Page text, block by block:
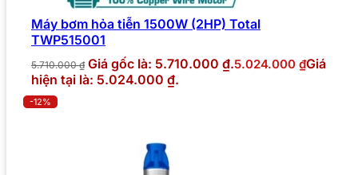
Máy bơm hỏa tiễn 1500W (2HP) Total
TWP515001
5.710.000₫ Giá gốc là: 5.710.000 ₫.5.024.000 ₫Giá
hiện tại là: 5.024.000 ₫.
-12%